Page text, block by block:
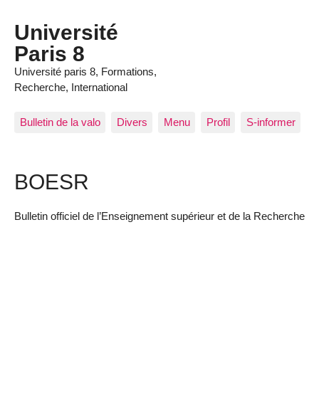
Université
Paris 8
Université paris 8, Formations,
Recherche, International
Bulletin de la valo Divers Menu Profil S-informer
BOESR
Bulletin officiel de l’Enseignement supérieur et de la Recherche